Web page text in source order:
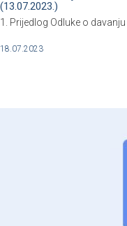
(13.07.2023.)
1. Prijedlog Odluke o
18.07.2023